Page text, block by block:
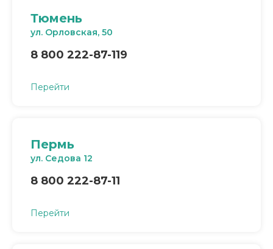
Тюмень
ул. Орловская, 50
8 800 222-87-119
Перейти
Пермь
ул. Седова 12
8 800 222-87-11
Перейти